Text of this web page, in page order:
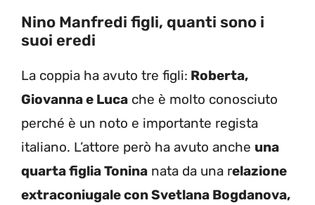
Nino Manfredi figli, quanti sono i
suoi eredi
La coppia ha avuto tre figli: Roberta,
Giovanna e Luca che è molto conosciuto
perché è un noto e importante regista
italiano. L’attore però ha avuto anche una
quarta figlia Tonina nata da una relazione
extraconiugale con Svetlana Bogdanova,